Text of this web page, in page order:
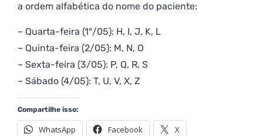
a ordem alfabética do nome do paciente:
– Quarta-feira (1°/05): H, I, J, K, L
– Quinta-feira (2/05): M, N, O
– Sexta-feira (3/05): P, Q, R, S
– Sábado (4/05): T, U, V, X, Z
Compartilhe isso:
WhatsApp Facebook X